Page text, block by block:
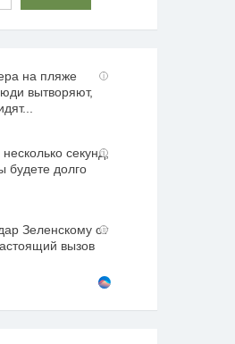
i
на пляже
вытворяют,
i
секунд,
будете долго
i
Зеленскому от
вызов